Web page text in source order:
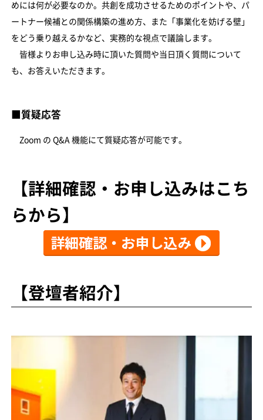
めには何が必要なのか。共創を成功させるためのポイントや、パ
ートナー候補との関係構築の進め方、また「事業化を妨げる壁」
をどう乗り越えるかなど、実務的な視点で議論します。
皆様よりお申し込み時に頂いた質問や当日頂く質問について
も、お答えいただきます。
■質疑応答
Zoom の Q&A 機能にて質疑応答が可能です。
【詳細確認・お申し込みはこち
らから】
【登壇者紹介】